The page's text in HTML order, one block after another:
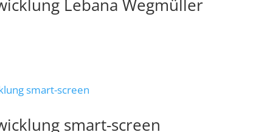
Lebana Wegmüller
smart-screen